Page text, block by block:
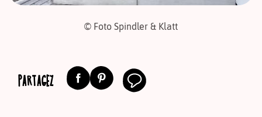
© Foto Spindler & Klatt
PARTAGEZ